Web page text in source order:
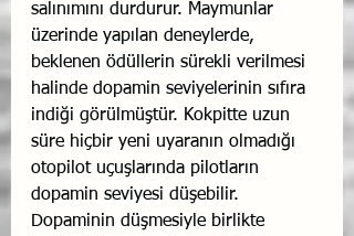
salınımını durdurur. Maymunlar
üzerinde yapılan deneylerde,
beklenen ödüllerin sürekli verilmesi
halinde dopamin seviyelerinin sıfıra
indiği görülmüştür. Kokpitte uzun
süre hiçbir yeni uyaranın olmadığı
otopilot uçuşlarında pilotların
dopamin seviyesi düşebilir.
Dopaminin düşmesiyle birlikte